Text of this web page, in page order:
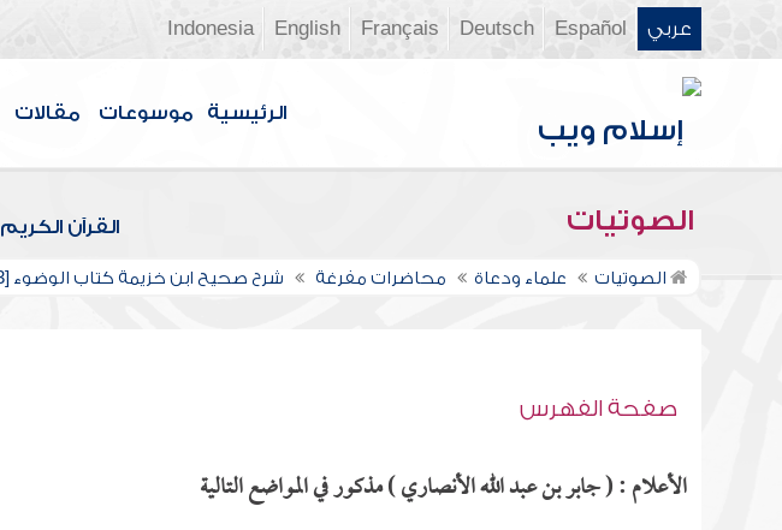
عربي Español
Deutsch
Français
English
Indonesia
الرئيسية موسوعات مقالات
الصوتيات القرآن الكريم
الصوتيات علماء ودعاة محاضرات مفرغة شرح صحيح ابن خزيمة كتاب الوضوء [3]
صفحة الفهرس
الأعلام : ( جابر بن عبد الله الأنصاري ) مذكور في المواضع التالية